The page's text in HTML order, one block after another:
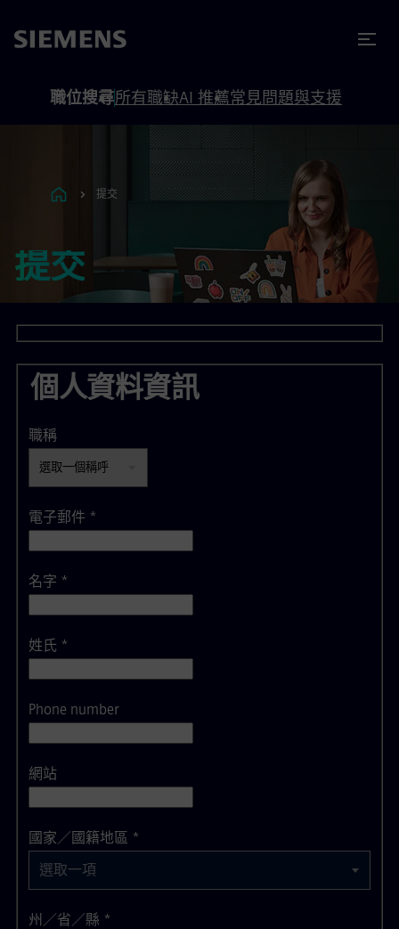
職位搜尋所有職缺AI 推薦常見問題與支援
提交
提交
個人資料資訊
職稱
電子郵件 *
名字 *
姓氏 *
Phone number
網站
國家／國籍地區 *
選取一項
州／省／縣 *